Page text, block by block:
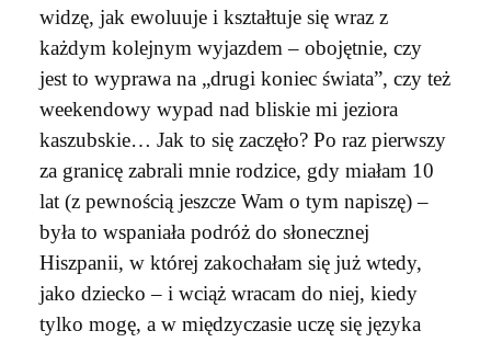
widzę, jak ewoluuje i kształtuje się wraz z
każdym kolejnym wyjazdem – obojętnie, czy
jest to wyprawa na „drugi koniec świata”, czy też
weekendowy wypad nad bliskie mi jeziora
kaszubskie… Jak to się zaczęło? Po raz pierwszy
za granicę zabrali mnie rodzice, gdy miałam 10
lat (z pewnością jeszcze Wam o tym napiszę) –
była to wspaniała podróż do słonecznej
Hiszpanii, w której zakochałam się już wtedy,
jako dziecko – i wciąż wracam do niej, kiedy
tylko mogę, a w międzyczasie uczę się języka